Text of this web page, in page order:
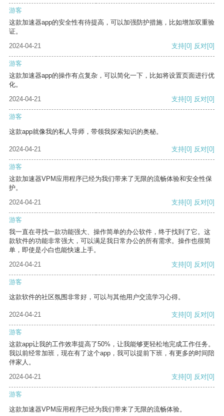
游客
这款加速器app的安全性有待提高，可以加强防护措施，比如增加双重验
证。
2024-04-21
支持[0] 反对[0]
游客
这款加速器app的操作有点复杂，可以简化一下，比如将设置页面进行优
化。
2024-04-21
支持[0] 反对[0]
游客
这款app就像我的私人导师，带领我探索知识的奥秘。
2024-04-21 支持[0] 反对[0]
游客
这款加速器VPM应用程序已经为我们带来了无限的流畅体验和安全性保
护。
2024-04-21
支持[0] 反对[0]
游客
我一直在寻找一款功能强大、操作简单的办公软件，终于找到了它。这
款软件的功能非常强大，可以满足我日常办公的所有需求。操作也很简
单，即使是小白也能快速上手。
2024-04-21
支持[0] 反对[0]
游客
这款软件的社区氛围非常好，可以与其他用户交流学习心得。
2024-04-21 支持[0] 反对[0]
游客
这款app让我的工作效率提高了50%，让我能够更轻松地完成工作任务。
我以前经常加班，现在有了这个app，我可以提前下班，有更多的时间陪
伴家人。
2024-04-21
支持[0] 反对[0]
游客
这款加速器VPM应用程序已经为我们带来了无限的流畅体验。